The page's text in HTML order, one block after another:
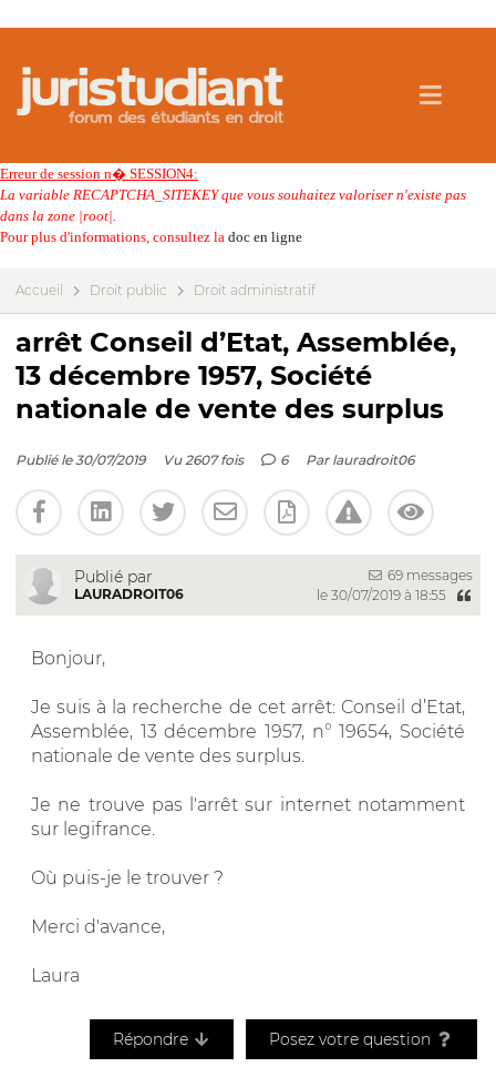
Erreur de session n� SESSION4:
La variable RECAPTCHA_SITEKEY que vous souhaitez valoriser n'existe pas
dans la zone |root|.
Pour plus d'informations, consultez la doc en ligne
Accueil Droit public Droit administratif
arrêt Conseil d’Etat, Assemblée,
13 décembre 1957, Société
nationale de vente des surplus
Publié le 30/07/2019 Vu 2607 fois 6 Par lauradroit06
Publié par
LAURADROIT06
69 messages
le 30/07/2019 à 18:55
Bonjour,
Je suis à la recherche de cet arrêt: Conseil d’Etat,
Assemblée, 13 décembre 1957, n° 19654, Société
nationale de vente des surplus.
Je ne trouve pas l'arrêt sur internet notamment
sur legifrance.
Où puis-je le trouver ?
Merci d'avance,
Laura
Répondre Posez votre question